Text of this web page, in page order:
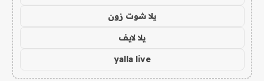
يلا شوت زون
يلا لايف
yalla live